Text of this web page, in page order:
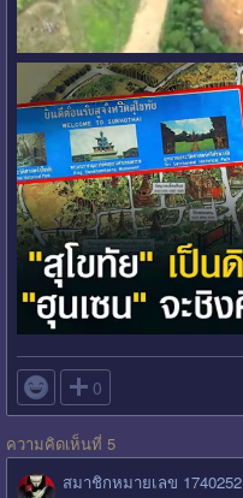
 0
ความคิดเห็นที่ 5
สมาชิกหมายเลข 1740252